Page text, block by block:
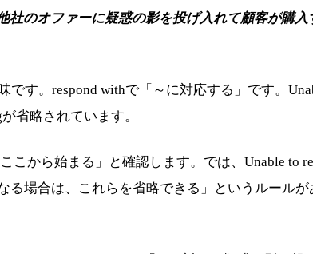
のオファーに疑惑の影を投げ入れて顧客が購
です。respond withで「～に対応する」です。
省略されています。
こから始まる」と確認します。では、Unable to
場合は、これらを省略できる」というルール